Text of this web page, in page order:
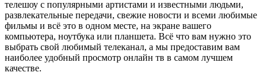
телешоу с популярными артистами и известными людьми,
развлекательные передачи, свежие новости и всеми любимые
фильмы и всё это в одном месте, на экране вашего
компьютера, ноутбука или планшета. Всё что вам нужно это
выбрать свой любимый телеканал, а мы предоставим вам
наиболее удобный просмотр онлайн тв в самом лучшем
качестве.